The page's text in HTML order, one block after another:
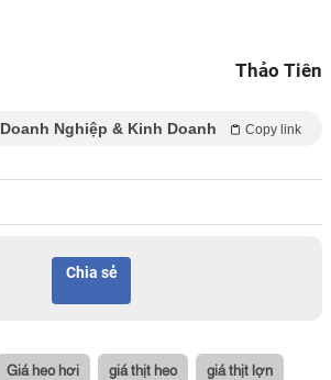
Thảo Tiên
Doanh Nghiệp & Kinh Doanh Copy link
Chia sẻ
Giá heo hơi giá thịt heo giá thịt lợn